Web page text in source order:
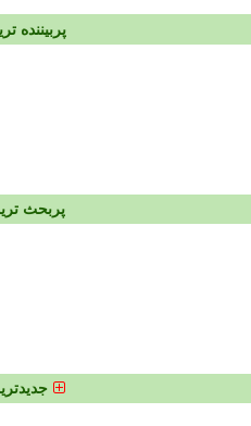
پربیننده
پربحث